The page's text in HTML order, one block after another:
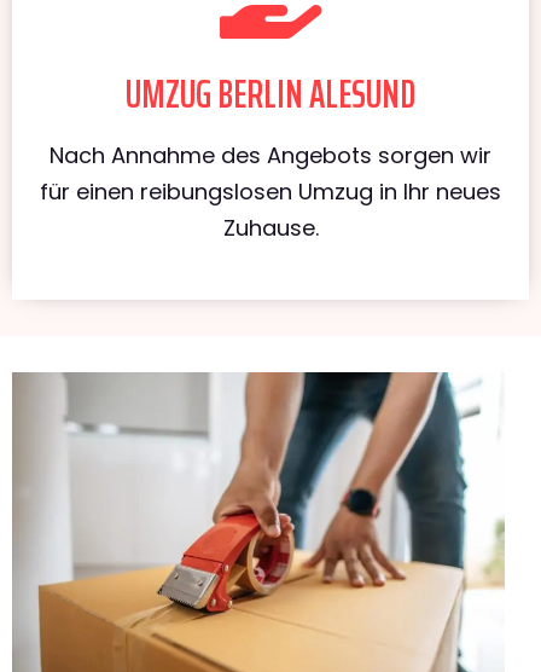
UMZUG BERLIN ALESUND
Nach Annahme des Angebots sorgen wir
für einen reibungslosen Umzug in Ihr neues
Zuhause.